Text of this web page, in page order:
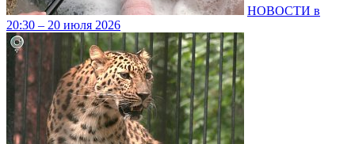
НОВОСТИ в
20:30 – 20 июля 2026